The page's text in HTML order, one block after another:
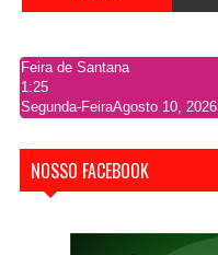
Feira de Santana
1:25
Segunda-FeiraAgosto 10, 2026
NOSSO FACEBOOK